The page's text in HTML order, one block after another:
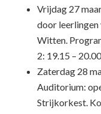
Vrijdag 27
door
Witten.
2: 19.15 –
Zaterdag 28
Auditorium:
Strijkorkest.